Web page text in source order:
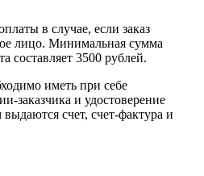
в случае, если заказ
лицо. Минимальная сумма
составляет 3500 рублей.
иметь при себе
заказчика и удостоверение
счет, счет-фактура и